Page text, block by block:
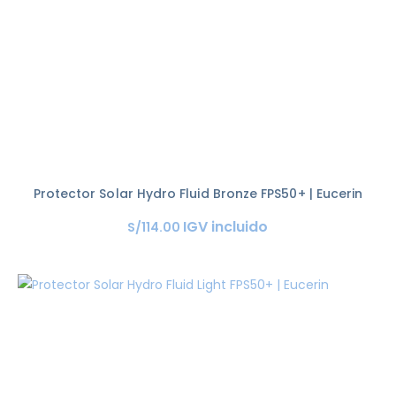
Protector Solar Hydro Fluid Bronze FPS50+ | Eucerin
S/114.00 IGV incluido